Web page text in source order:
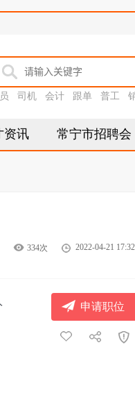
司机 会计 跟单 普工
资讯 常宁市招聘会
2022-04-21
334次
申请职位